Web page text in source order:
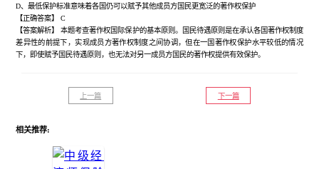
D、最低保护标准意味着各国仍可以赋予其他成员方国民更宽泛的著作权保护
【正确答案】
C
【答案解析】
本题考查著作权国际保护的基本原则。国民待遇原则是在承认各国著作权制度
差异性的前提下，实现成员方著作权制度之间协调，但在一国著作权保护水平较低的情况
下，即使赋予国民待遇原则，也无法对另一成员方国民的著作权提供有效保护。
上一篇 下一篇
相关推荐: